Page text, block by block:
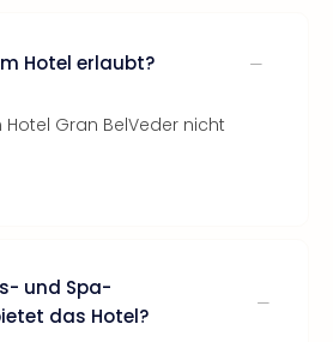
Hotel erlaubt?
Gran BelVeder nicht
und Spa-
das Hotel?